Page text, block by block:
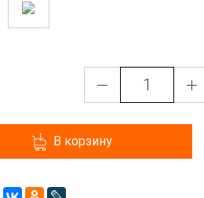
В корзину